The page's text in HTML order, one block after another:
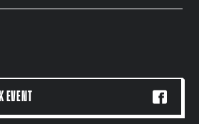
EVENT